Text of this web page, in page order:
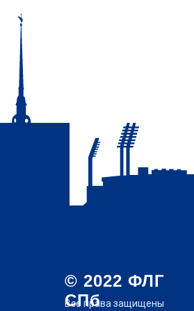
Все права защищены
© 2022 ФЛГ
СПб